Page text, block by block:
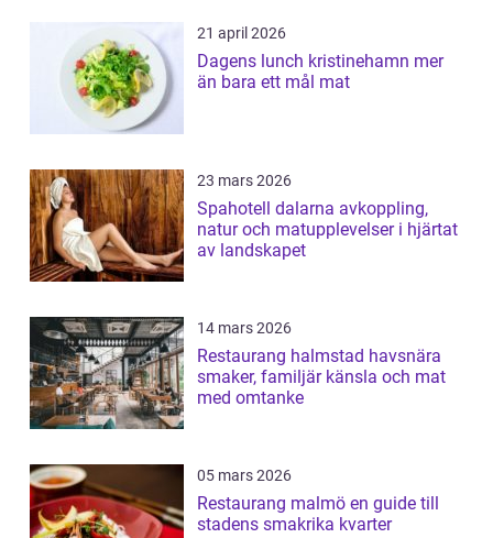
21 april 2026
Dagens lunch kristinehamn mer
än bara ett mål mat
23 mars 2026
Spahotell dalarna avkoppling,
natur och matupplevelser i hjärtat
av landskapet
14 mars 2026
Restaurang halmstad havsnära
smaker, familjär känsla och mat
med omtanke
05 mars 2026
Restaurang malmö en guide till
stadens smakrika kvarter